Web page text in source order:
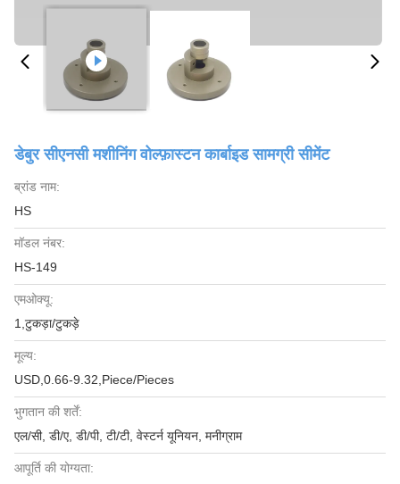
डेबुर सीएनसी मशीनिंग वोल्फ़ास्टन कार्बाइड सामग्री सीमेंट
ब्रांड नाम:
HS
मॉडल नंबर:
HS-149
एमओक्यू:
1,टुकड़ा/टुकड़े
मूल्य:
USD,0.66-9.32,Piece/Pieces
भुगतान की शर्तें:
एल/सी, डी/ए, डी/पी, टी/टी, वेस्टर्न यूनियन, मनीग्राम
आपूर्ति की योग्यता: